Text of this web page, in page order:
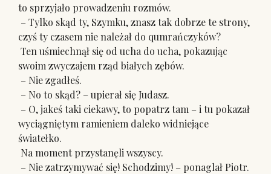
to sprzyjało prowadzeniu rozmów.
– Tylko skąd ty, Szymku, znasz tak dobrze te strony,
czyś ty czasem nie należał do qumrańczyków?
Ten uśmiechnął się od ucha do ucha, pokazując
swoim zwyczajem rząd białych zębów.
– Nie zgadłeś.
– No to skąd? – upierał się Judasz.
– O, jakeś taki ciekawy, to popatrz tam – i tu pokazał
wyciągniętym ramieniem daleko widniejące
światełko.
Na moment przystanęli wszyscy.
– Nie zatrzymywać się! Schodzimy! – ponaglał Piotr.